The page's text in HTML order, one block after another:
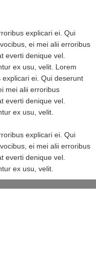
explicari ei. Qui
ei mei alii erroribus
everti denique vel.
ex usu, velit. Lorem
ei. Qui deserunt
mei alii erroribus
everti denique vel.
ex usu, velit.
explicari ei. Qui
ei mei alii erroribus
everti denique vel.
ex usu, velit.